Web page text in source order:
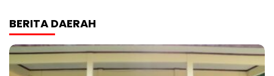
BERITA DAERAH